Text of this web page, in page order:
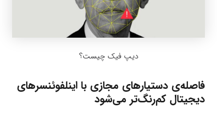
دیپ فیک چیست؟
فاصله‌ی دستیارهای مجازی با اینلفوئنسرهای
دیجیتال کم‌رنگ‌تر می‌شود